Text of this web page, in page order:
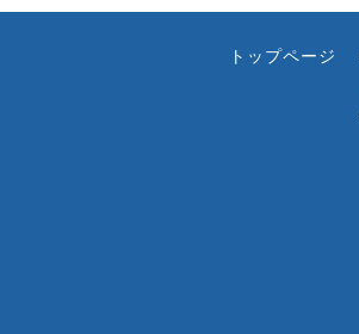
トップページ